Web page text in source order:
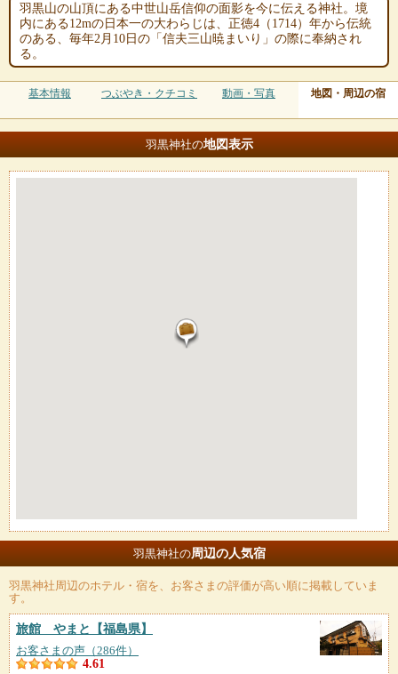
羽黒山の山頂にある中世山岳信仰の面影を今に伝える神社。境
内にある12mの日本一の大わらじは、正徳4（1714）年から伝統
のある、毎年2月10日の「信夫三山暁まいり」の際に奉納され
る。
基本情報 つぶやき・クチコミ 動画・写真 地図・周辺の宿
羽黒神社の地図表示
羽黒神社の周辺の人気宿
羽黒神社周辺のホテル・宿を、お客さまの評価が高い順に掲載していま
す。
旅館 やまと 【福島県】
お客さまの声（286件）
4.61